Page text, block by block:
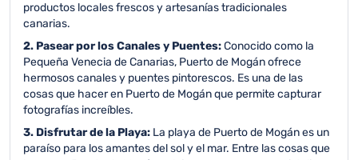
productos locales frescos y artesanías tradicionales
canarias.
2. Pasear por los Canales y Puentes:Conocido como la
Pequeña Venecia de Canarias, Puerto de Mogán ofrece
hermosos canales y puentes pintorescos. Es una de las
cosas que hacer en Puerto de Mogán que permite capturar
fotografías increíbles.
3. Disfrutar de la Playa: La playa de Puerto de Mogán es un
paraíso para los amantes del sol y el mar. Entre las cosas que